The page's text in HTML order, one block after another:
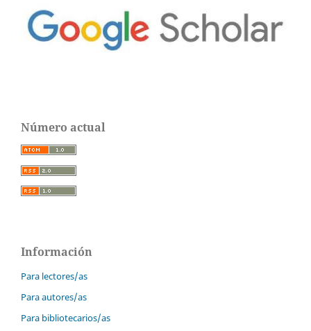
Número actual
Información
Para lectores/as
Para autores/as
Para bibliotecarios/as